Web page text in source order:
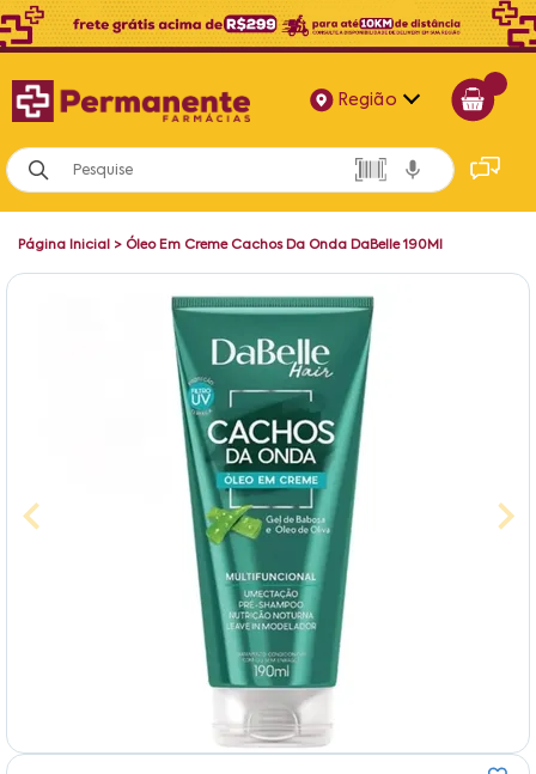
Região
Alagoas
Bahia
Pernambuco
Página Inicial > Óleo Em Creme Cachos Da Onda DaBelle 190Ml